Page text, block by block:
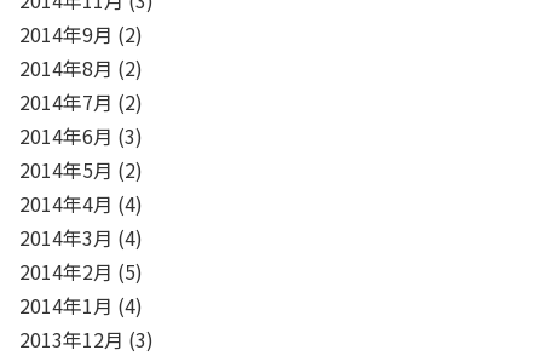
2014年9月 (2)
2014年8月 (2)
2014年7月 (2)
2014年6月 (3)
2014年5月 (2)
2014年4月 (4)
2014年3月 (4)
2014年2月 (5)
2014年1月 (4)
2013年12月 (3)